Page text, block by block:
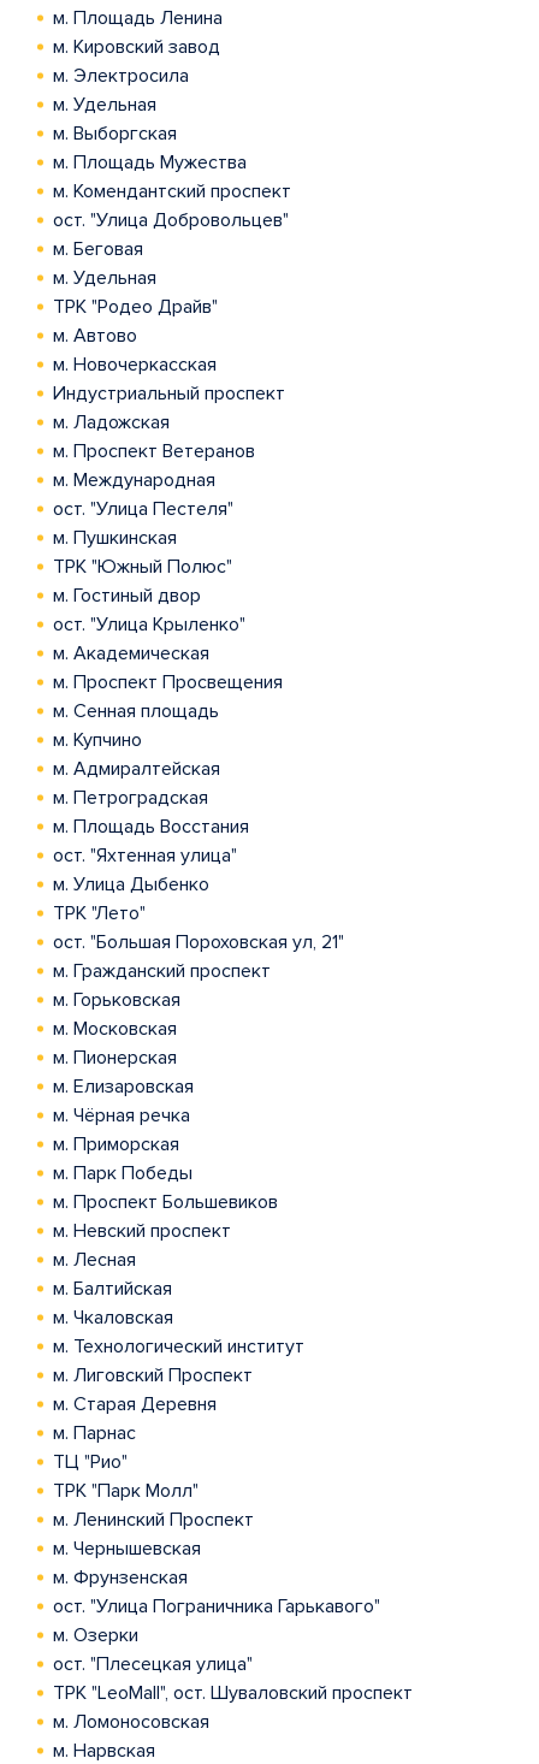
м. Площадь Ленина
м. Кировский завод
м. Электросила
м. Удельная
м. Выборгская
м. Площадь Мужества
м. Комендантский проспект
ост. "Улица Добровольцев"
м. Беговая
м. Удельная
ТРК "Родео Драйв"
м. Автово
м. Новочеркасская
Индустриальный проспект
м. Ладожская
м. Проспект Ветеранов
м. Международная
ост. "Улица Пестеля"
м. Пушкинская
ТРК "Южный Полюс"
м. Гостиный двор
ост. "Улица Крыленко"
м. Академическая
м. Проспект Просвещения
м. Сенная площадь
м. Купчино
м. Адмиралтейская
м. Петроградская
м. Площадь Восстания
ост. "Яхтенная улица"
м. Улица Дыбенко
ТРК "Лето"
ост. "Большая Пороховская ул, 21"
м. Гражданский проспект
м. Горьковская
м. Московская
м. Пионерская
м. Елизаровская
м. Чёрная речка
м. Приморская
м. Парк Победы
м. Проспект Большевиков
м. Невский проспект
м. Лесная
м. Балтийская
м. Чкаловская
м. Технологический институт
м. Лиговский Проспект
м. Старая Деревня
м. Парнас
ТЦ "Рио"
ТРК "Парк Молл"
м. Ленинский Проспект
м. Чернышевская
м. Фрунзенская
ост. "Улица Пограничника Гарькавого"
м. Озерки
ост. "Плесецкая улица"
ТРК "LeoMall", ост. Шуваловский проспект
м. Ломоносовская
м. Нарвская